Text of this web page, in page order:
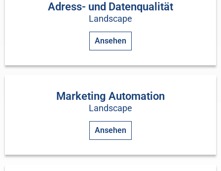
Adress- und Datenqualität
Landscape
Ansehen
Marketing Automation
Landscape
Ansehen